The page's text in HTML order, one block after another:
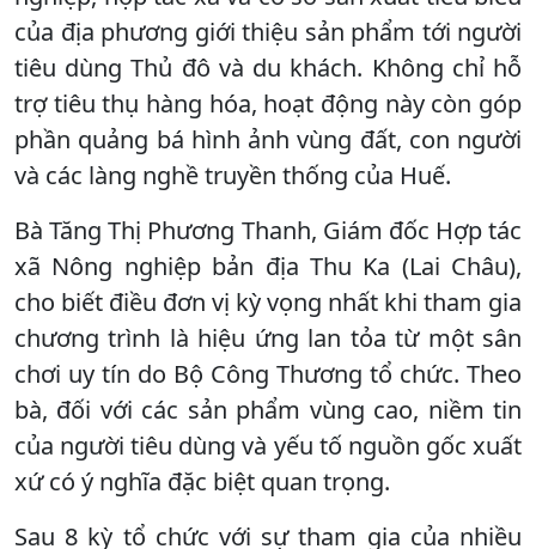
của địa phương giới thiệu sản phẩm tới người
tiêu dùng Thủ đô và du khách. Không chỉ hỗ
trợ tiêu thụ hàng hóa, hoạt động này còn góp
phần quảng bá hình ảnh vùng đất, con người
và các làng nghề truyền thống của Huế.
Bà Tăng Thị Phương Thanh, Giám đốc Hợp tác
xã Nông nghiệp bản địa Thu Ka (Lai Châu),
cho biết điều đơn vị kỳ vọng nhất khi tham gia
chương trình là hiệu ứng lan tỏa từ một sân
chơi uy tín do Bộ Công Thương tổ chức. Theo
bà, đối với các sản phẩm vùng cao, niềm tin
của người tiêu dùng và yếu tố nguồn gốc xuất
xứ có ý nghĩa đặc biệt quan trọng.
Sau 8 kỳ tổ chức với sự tham gia của nhiều